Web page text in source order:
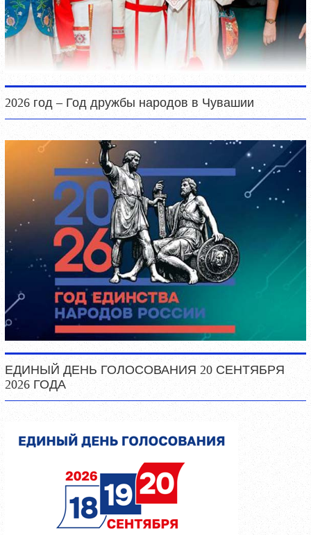
2026 год – Год дружбы народов в Чувашии
ЕДИНЫЙ ДЕНЬ ГОЛОСОВАНИЯ 20 СЕНТЯБРЯ
2026 ГОДА